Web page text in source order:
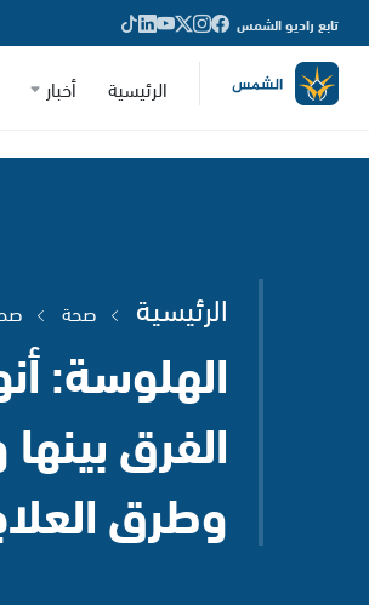
تابع راديو الشمس
الرئيسية أخبار
الرئيسية صحة
الهلوسة:
الفرق
وطرق